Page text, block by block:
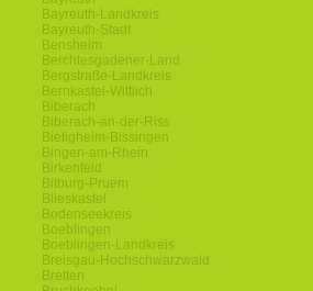
Bayreuth-Landkreis
Bayreuth-Stadt
Bensheim
Berchtesgadener-Land
Bergstraße-Landkreis
Bernkastel-Wittlich
Biberach
Biberach-an-der-Riss
Bietigheim-Bissingen
Bingen-am-Rhein
Birkenfeld
Bitburg-Pruem
Blieskastel
Bodenseekreis
Boeblingen
Boeblingen-Landkreis
Breisgau-Hochschwarzwald
Bretten